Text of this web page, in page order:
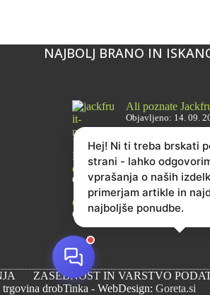
NAJBOLJ BRANO IN
Ali poznate
Objavljeno: 14. 09.
Brusnice – 6 razlogov, zakaj jih
dobro imeti vedno pri roki
Objavljeno: 28. 02. 2021
Cikorija: zdrav kavni
Objavljeno: 22. 02. 2022
ZASEBNOST IN VARSTVO
drobTinka - WebDesign:Goreta.si
Hej! Ni ti treba brskati
strani - lahko
vprašanja o naših
primerjam artikle in
najboljše ponudbe.